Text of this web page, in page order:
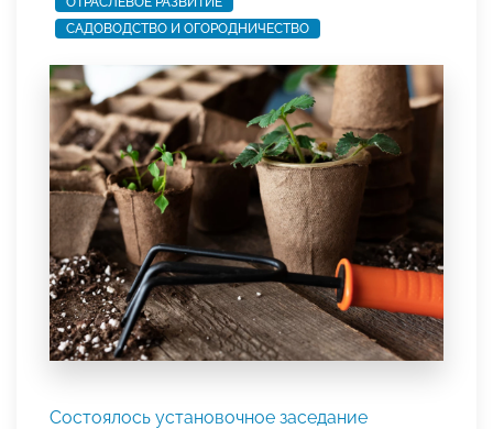
САДОВОДСТВО И ОГОРОДНИЧЕСТВО
Состоялось установочное заседание